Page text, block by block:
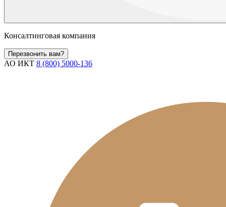
Консалтинговая компания
Перезвонить вам?
АО ИКТ 8 (800) 5000-136